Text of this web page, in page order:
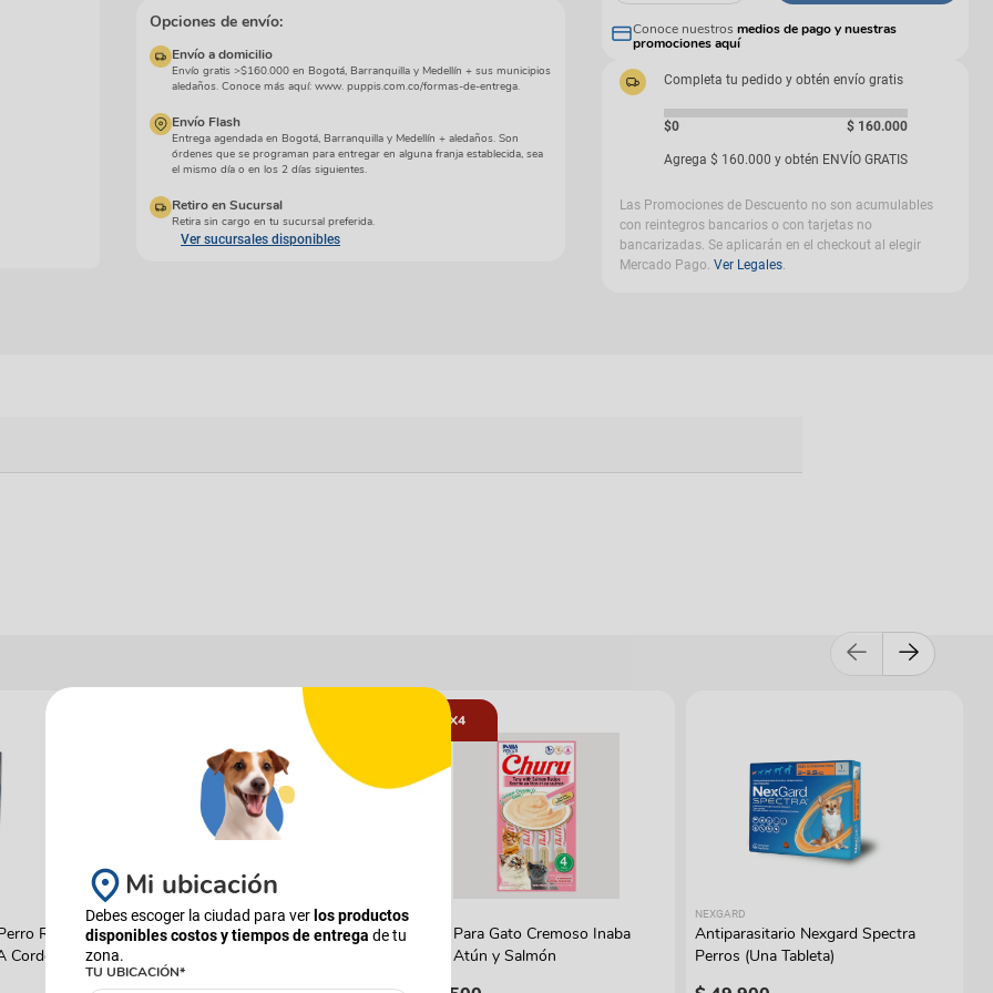
Cuidados especiales
Opciones de envío:
Envío a domicilio
Envío gratis >$160.000 en Bogotá, Barranquilla y Medellín + sus municipios
aledaños. Conoce más aquí: www. puppis.com.co/formas-de-entrega.
Envío Flash
Entrega agendada en Bogotá, Barranquilla y Medellín + aledaños. Son
órdenes que se programan para entregar en alguna franja establecida, sea
el mismo día o en los 2 días siguientes.
Retiro en Sucursal
Retira sin cargo en tu sucursal preferida.
Ver sucursales disponibles
Conoce nuestros medios de pago y nuestras
promociones aquí
Completa tu pedido y obtén envío gratis
$0 $ 160.000
Agrega $ 160.000 y obtén ENVÍO GRATIS
Las Promociones de Descuento no son acumulables
con reintegros bancarios o con tarjetas no
bancarizadas. Se aplicarán en el checkout al elegir
Mercado Pago. Ver Legales.
Reelds
PIXIE
Combo Alimento Húmedo PIXIE
Carne de Res al Horno x15
5X4
CHURU
Snack Para Gato Cremoso Inaba
Churu Atún y Salmón
NEXGARD
Antiparasitario Nexgard Spectra
Perros (Una Tableta)
Mi ubicación
Debes escoger la ciudad para verlos productos
disponibles costos y tiempos de entrega de tu
zona.
TU UBICACIÓN*